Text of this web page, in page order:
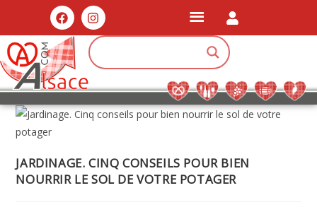
JARDINAGE. CINQ CONSEILS POUR BIEN
NOURRIR LE SOL DE VOTRE POTAGER